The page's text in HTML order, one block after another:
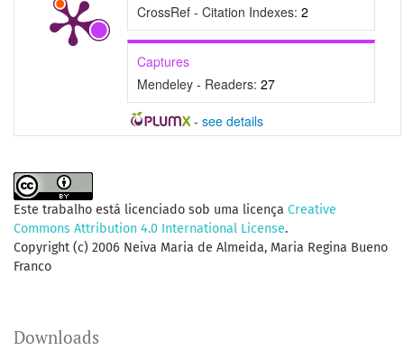
CrossRef - Citation Indexes: 2
Captures
Mendeley - Readers: 27
- see details
Este trabalho está licenciado sob uma licença Creative
Commons Attribution 4.0 International License.
Copyright (c) 2006 Neiva Maria de Almeida, Maria Regina Bueno
Franco
Downloads